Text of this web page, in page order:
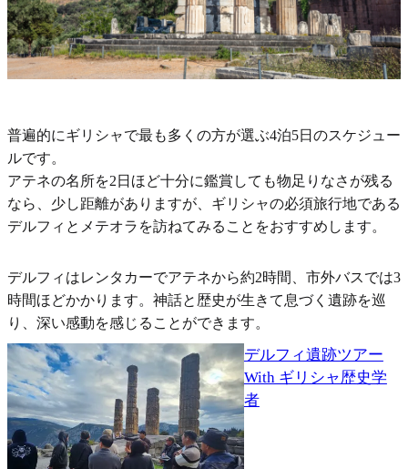
普遍的にギリシャで最も多くの方が選ぶ4泊5日のスケジュー
ルです。
アテネの名所を2日ほど十分に鑑賞しても物足りなさが残る
なら、少し距離がありますが、ギリシャの必須旅行地である
デルフィとメテオラを訪ねてみることをおすすめします。
デルフィはレンタカーでアテネから約2時間、市外バスでは3
時間ほどかかります。神話と歴史が生きて息づく遺跡を巡
り、深い感動を感じることができます。
デルフィ遺跡ツアー
With ギリシャ歴史学
者